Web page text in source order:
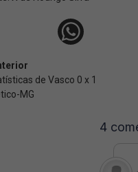
de Vasco 0 x 1
MG